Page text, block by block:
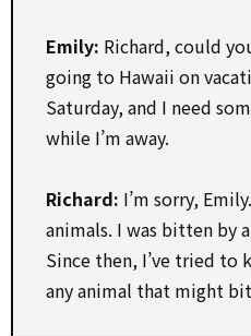
Emily: Richard, could
going to Hawaii on
Saturday, and I need
while I’m away.
Richard: I’m sorry,
animals. I was bitten by
Since then, I’ve tried to
any animal that might